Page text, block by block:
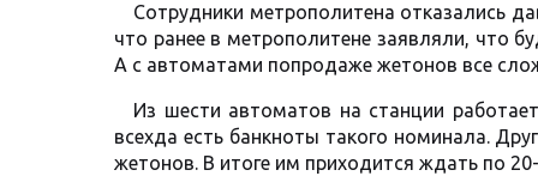
Сотрудники метрополитена отказались
что ранее в метрополитене заявляли, что
А с автоматами попродаже жетонов все
Из шести автоматов на станции
всехда есть банкноты такого номинала.
жетонов. В итоге им приходится ждать по